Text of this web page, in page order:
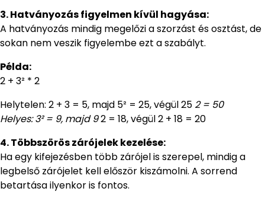
3. Hatványozás figyelmen kívül hagyása:
A hatványozás mindig megelőzi a szorzást és osztást, de
sokan nem veszik figyelembe ezt a szabályt.
Példa:
2 + 3² * 2
Helytelen: 2 + 3 = 5, majd 5² = 25, végül 25 2 = 50
Helyes: 3² = 9, majd 92 = 18, végül 2 + 18 = 20
4. Többszörös zárójelek kezelése:
Ha egy kifejezésben több zárójel is szerepel, mindig a
legbelső zárójelet kell először kiszámolni. A sorrend
betartása ilyenkor is fontos.